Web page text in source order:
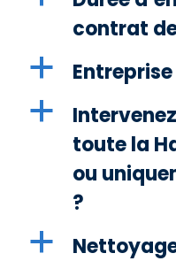
contrat
a
a
toute la
ou
?
a